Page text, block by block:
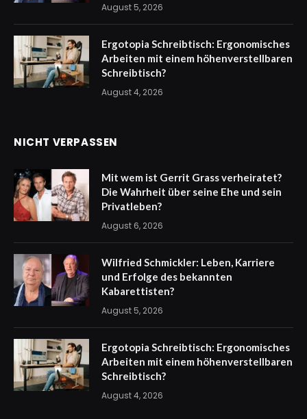
August 5, 2026
Ergotopia Schreibtisch: Ergonomisches
Arbeiten mit einem höhenverstellbaren
Schreibtisch?
August 4, 2026
NICHT VERPASSEN
Mit wem ist Gerrit Grass verheiratet?
Die Wahrheit über seine Ehe und sein
Privatleben?
August 6, 2026
Wilfried Schmickler: Leben, Karriere
und Erfolge des bekannten
Kabarettisten?
August 5, 2026
Ergotopia Schreibtisch: Ergonomisches
Arbeiten mit einem höhenverstellbaren
Schreibtisch?
August 4, 2026